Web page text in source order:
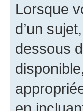
Lorsque
d’un
dessous